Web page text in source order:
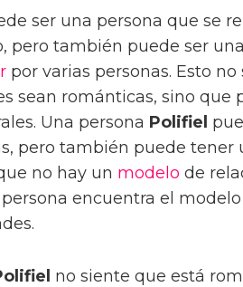
ser una persona que se
pero también puede ser
por varias personas. Esto
sean románticas, sino que
Una persona Polifiel
pero también puede tener
no hay un modelo de
encuentra el
no siente que está